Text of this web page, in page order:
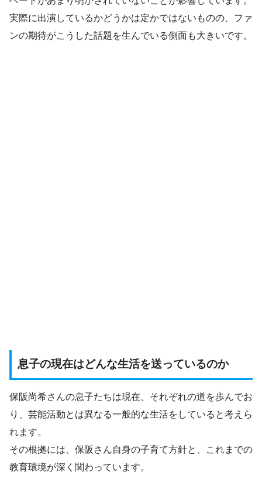
実際に出演しているかどうかは定かではないものの、ファ
ンの期待がこうした話題を生んでいる側面も大きいです。
息子の現在はどんな生活を送っているのか
保阪尚希さんの息子たちは現在、それぞれの道を歩んでお
り、芸能活動とは異なる一般的な生活をしていると考えら
れます。
その根拠には、保阪さん自身の子育て方針と、これまでの
教育環境が深く関わっています。